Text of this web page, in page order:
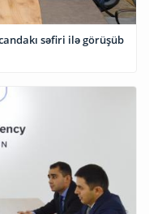
səfiri ilə görüşüb